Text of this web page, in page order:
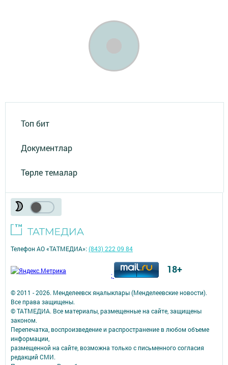
Топ бит
Документлар
Төрле темалар
© 2011 - 2026. Менделеевск яӊалыклары (Менделеевские новости).
Все права защищены.
© ТАТМЕДИА. Все материалы, размещенные на сайте, защищены
законом.
Перепечатка, воспроизведение и распространение в любом объеме
информации,
размещенной на сайте, возможна только с письменного согласия
редакций СМИ.
Телефон АО «ТАТМЕДИА»:(843) 222 09 84
; 18+